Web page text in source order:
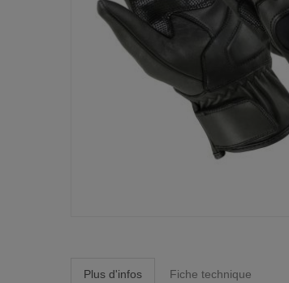
Plus d'infos Fiche technique